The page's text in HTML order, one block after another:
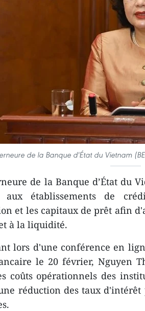
de la Banque d'État du Vietnam
de la Banque d’État du
aux établissements de
et les capitaux de prêt afin
à la liquidité.
lors d'une conférence en
le 20 février, Nguyen
coûts opérationnels des
réduction des taux